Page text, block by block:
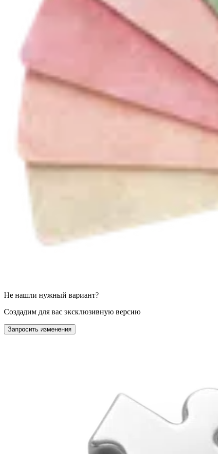
Не нашли нужный вариант?
Создадим для вас эксклюзивную версию
Запросить изменения